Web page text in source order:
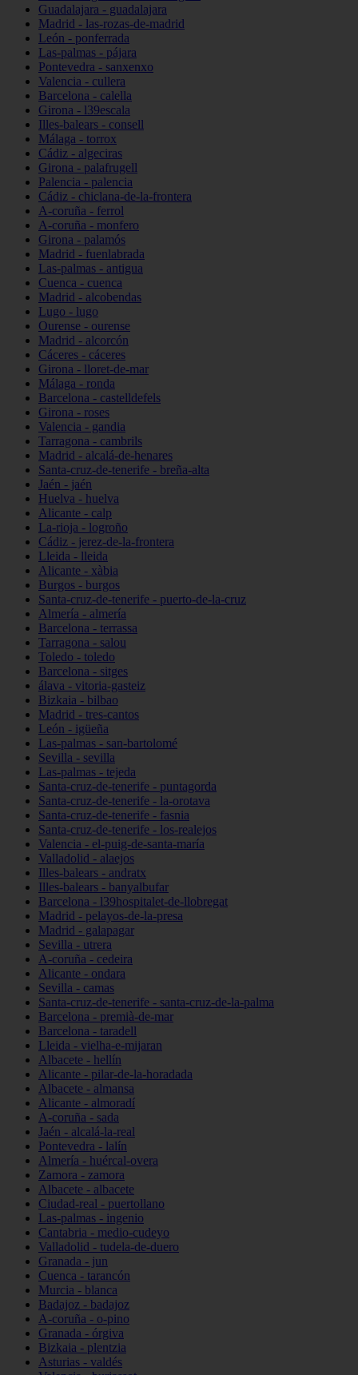
Guadalajara - guadalajara
Madrid - las-rozas-de-madrid
León - ponferrada
Las-palmas - pájara
Pontevedra - sanxenxo
Valencia - cullera
Barcelona - calella
Girona - l39escala
Illes-balears - consell
Málaga - torrox
Cádiz - algeciras
Girona - palafrugell
Palencia - palencia
Cádiz - chiclana-de-la-frontera
A-coruña - ferrol
A-coruña - monfero
Girona - palamós
Madrid - fuenlabrada
Las-palmas - antigua
Cuenca - cuenca
Madrid - alcobendas
Lugo - lugo
Ourense - ourense
Madrid - alcorcón
Cáceres - cáceres
Girona - lloret-de-mar
Málaga - ronda
Barcelona - castelldefels
Girona - roses
Valencia - gandia
Tarragona - cambrils
Madrid - alcalá-de-henares
Santa-cruz-de-tenerife - breña-alta
Jaén - jaén
Huelva - huelva
Alicante - calp
La-rioja - logroño
Cádiz - jerez-de-la-frontera
Lleida - lleida
Alicante - xàbia
Burgos - burgos
Santa-cruz-de-tenerife - puerto-de-la-cruz
Almería - almería
Barcelona - terrassa
Tarragona - salou
Toledo - toledo
Barcelona - sitges
álava - vitoria-gasteiz
Bizkaia - bilbao
Madrid - tres-cantos
León - igüeña
Las-palmas - san-bartolomé
Sevilla - sevilla
Las-palmas - tejeda
Santa-cruz-de-tenerife - puntagorda
Santa-cruz-de-tenerife - la-orotava
Santa-cruz-de-tenerife - fasnia
Santa-cruz-de-tenerife - los-realejos
Valencia - el-puig-de-santa-maría
Valladolid - alaejos
Illes-balears - andratx
Illes-balears - banyalbufar
Barcelona - l39hospitalet-de-llobregat
Madrid - pelayos-de-la-presa
Madrid - galapagar
Sevilla - utrera
A-coruña - cedeira
Alicante - ondara
Sevilla - camas
Santa-cruz-de-tenerife - santa-cruz-de-la-palma
Barcelona - premià-de-mar
Barcelona - taradell
Lleida - vielha-e-mijaran
Albacete - hellín
Alicante - pilar-de-la-horadada
Albacete - almansa
Alicante - almoradí
A-coruña - sada
Jaén - alcalá-la-real
Pontevedra - lalín
Almería - huércal-overa
Zamora - zamora
Albacete - albacete
Ciudad-real - puertollano
Las-palmas - ingenio
Cantabria - medio-cudeyo
Valladolid - tudela-de-duero
Granada - jun
Cuenca - tarancón
Murcia - blanca
Badajoz - badajoz
A-coruña - o-pino
Granada - órgiva
Bizkaia - plentzia
Asturias - valdés